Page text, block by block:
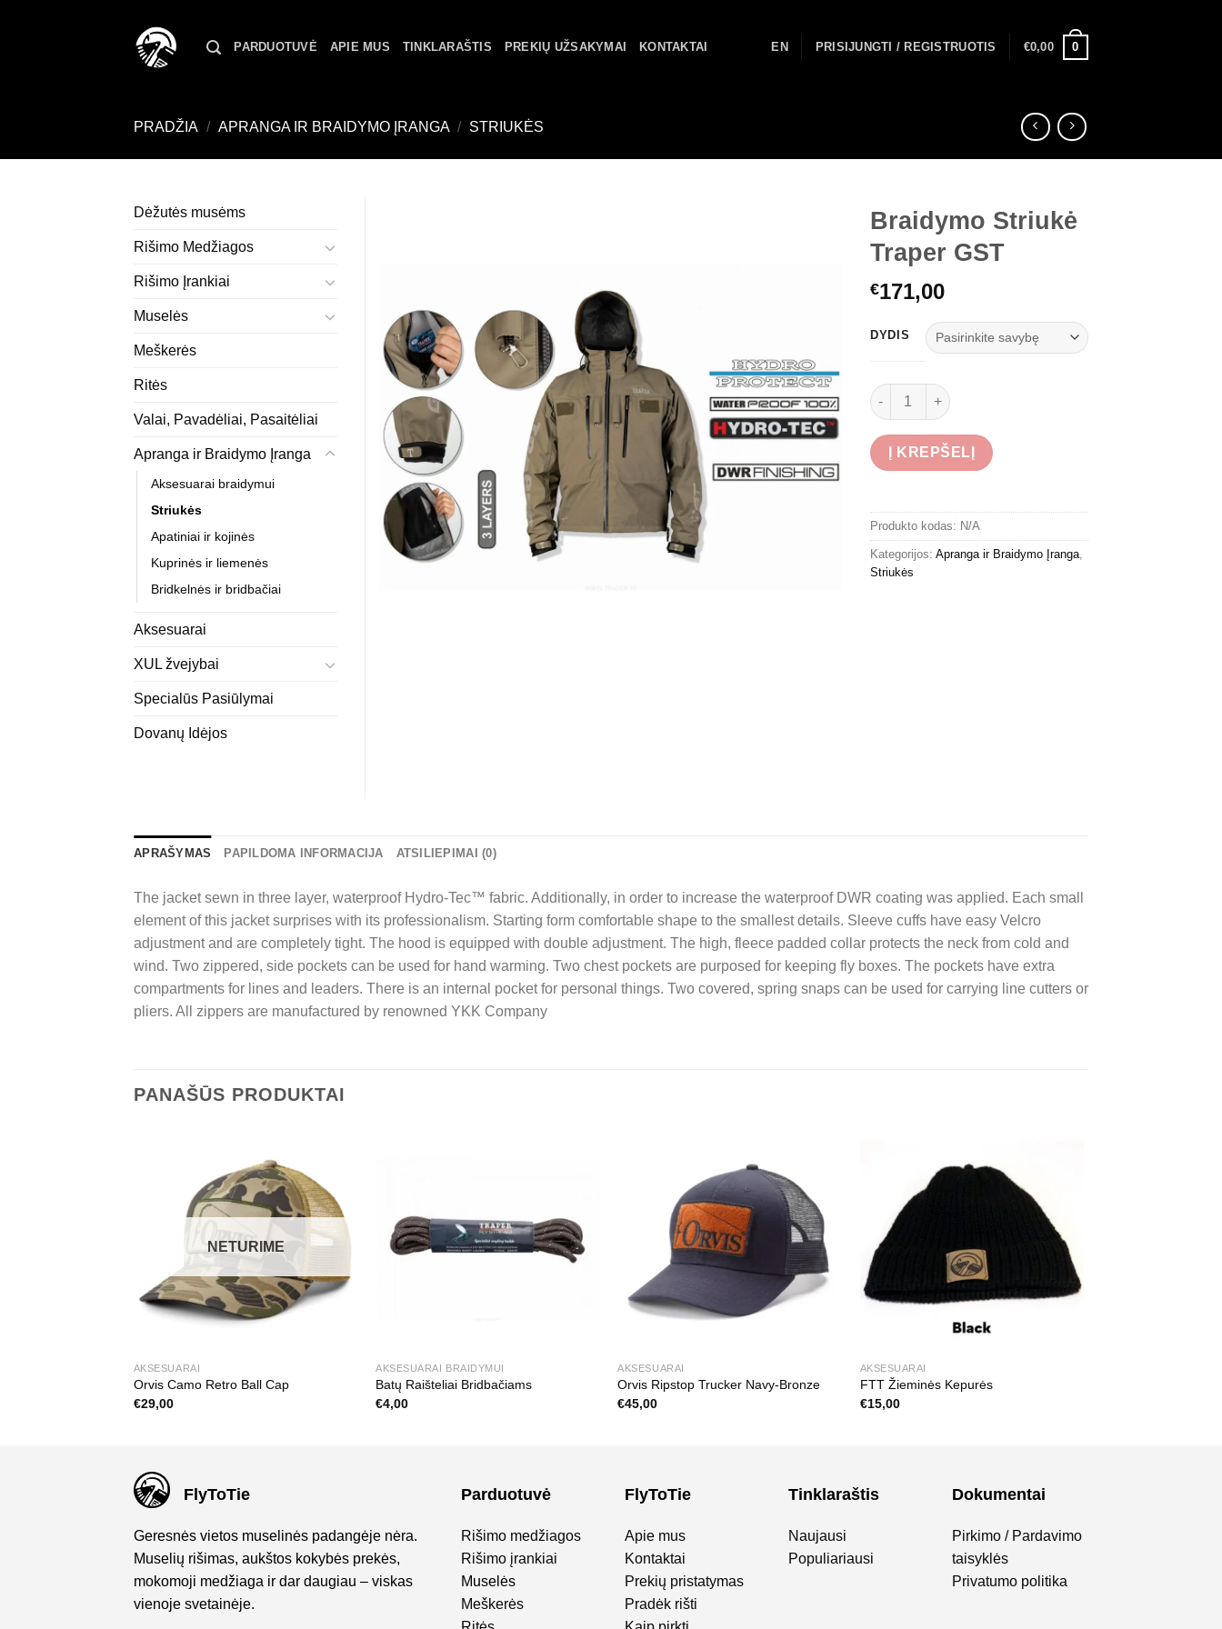
PARDUOTUVĖ APIE MUS TINKLARAŠTIS PREKIŲ UŽSAKYMAI KONTAKTAI EN PRISIJUNGTI / REGISTRUOTIS €0,00 0
PRADŽIA / APRANGA IR BRAIDYMO ĮRANGA / STRIUKĖS
Braidymo Striukė
Traper GST
€171,00
DYDIS
produkto kiekis: Braidymo Striukė Traper GST
Į KREPŠELĮ
Produkto kodas: N/A
Kategorijos: Apranga ir Braidymo Įranga
Striukės
Dėžutės musėms
Rišimo Medžiagos
Rišimo Įrankiai
Muselės
Meškerės
Ritės
Valai, Pavadėliai, Pasaitėliai
Apranga ir Braidymo Įranga
Aksesuarai braidymui
Striukės
Apatiniai ir kojinės
Kuprinės ir liemenės
Bridkelnės ir bridbačiai
Aksesuarai
XUL žvejybai
Specialūs Pasiūlymai
Dovanų Idėjos
APRAŠYMAS PAPILDOMA INFORMACIJA ATSILIEPIMAI (0)
The jacket sewn in three layer, waterproof Hydro-Tec™ fabric. Additionally, in order to increase the waterproof DWR coating was applied. Each small
element of this jacket surprises with its professionalism. Starting form comfortable shape to the smallest details. Sleeve cuffs have easy Velcro
adjustment and are completely tight. The hood is equipped with double adjustment. The high, fleece padded collar protects the neck from cold and
wind. Two zippered, side pockets can be used for hand warming. Two chest pockets are purposed for keeping fly boxes. The pockets have extra
compartments for lines and leaders. There is an internal pocket for personal things. Two covered, spring snaps can be used for carrying line cutters or
pliers. All zippers are manufactured by renowned YKK Company
PANAŠŪS PRODUKTAI
NETURIME
AKSESUARAI
Orvis Camo Retro Ball Cap
€29,00
AKSESUARAI BRAIDYMUI
Batų Raišteliai Bridbačiams
€4,00
AKSESUARAI
Orvis Ripstop Trucker Navy-Bronze
€45,00
AKSESUARAI
FTT Žieminės Kepurės
€15,00
FlyToTie
Geresnės vietos muselinės padangėje nėra.
Muselių rišimas, aukštos kokybės prekės,
mokomoji medžiaga ir dar daugiau – viskas
vienoje svetainėje.
Parduotuvė
Rišimo medžiagos
Rišimo įrankiai
Muselės
Meškerės
FlyToTie
Apie mus
Kontaktai
Prekių pristatymas
Pradėk rišti
Tinklaraštis
Naujausi
Populiariausi
Dokumentai
Pirkimo / Pardavimo
taisyklės
Privatumo politika